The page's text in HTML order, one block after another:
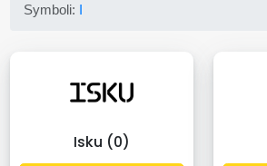
Symboli: I
Isku (0)